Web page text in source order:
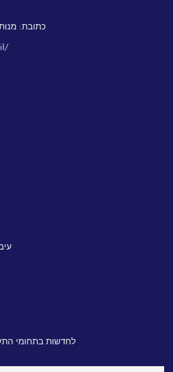
כתובת: מנות 19, מיקוד
לחדשות בתחומי